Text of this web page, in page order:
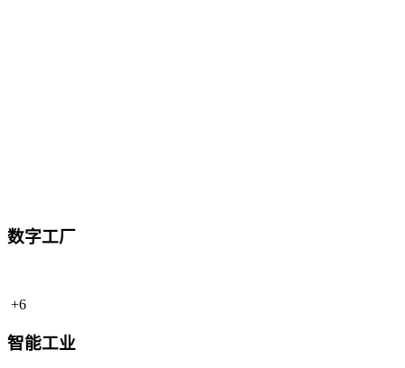
数字工厂
+6
智能工业